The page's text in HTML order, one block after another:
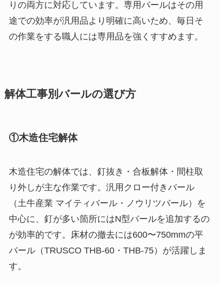
りの両方に対応しています。専用バールはその用
途での効率が汎用品より明確に高いため、毎日そ
の作業をする職人には専用品を強くすすめます。
解体工事別バールの選び方
①木造住宅解体
木造住宅の解体では、釘抜き・合板解体・間柱取
り外しが主な作業です。汎用クロー付きバール
（土牛産業 マイティバール・ノウリツバール）を
中心に、釘が多い箇所にはN型バールを追加するの
が効率的です。床材の撤去には600〜750mmの平
バール（TRUSCO THB-60・THB-75）が活躍しま
す。